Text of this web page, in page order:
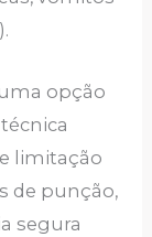
opção
limitação
de punção,
segura